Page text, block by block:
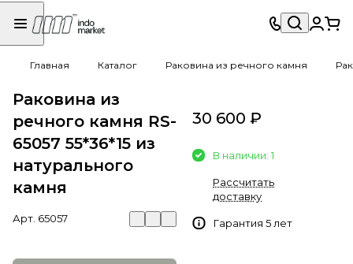
Главная Каталог Раковина из речного камня
Раковина из
речного камня RS-
65057 55*36*15 из
натурального
камня
Арт. 65057
30 600 ₽
В наличии: 1
Рассчитать
доставку
Гарантия 5 лет